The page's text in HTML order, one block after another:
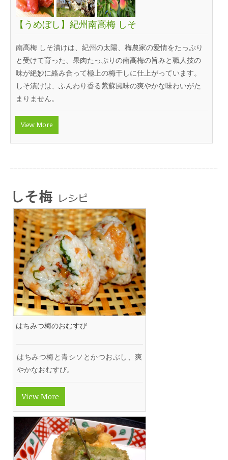
【うめぼし】紀州南高梅 しそ
南高梅 しそ漬けは、紀州の太陽、梅農家の愛情をたっぷり
と受けて育った、果肉たっぷりの南高梅の旨みと職人技の
味が絶妙に絡み合って極上の梅干しに仕上がっています。
しそ漬けは、ふんわり香る紫蘇風味の爽やかな味わいがた
まりません。
View More
はちみつ梅のおむすび
はちみつ梅と青シソとかつおぶし、爽
やかなおむすび。
View More